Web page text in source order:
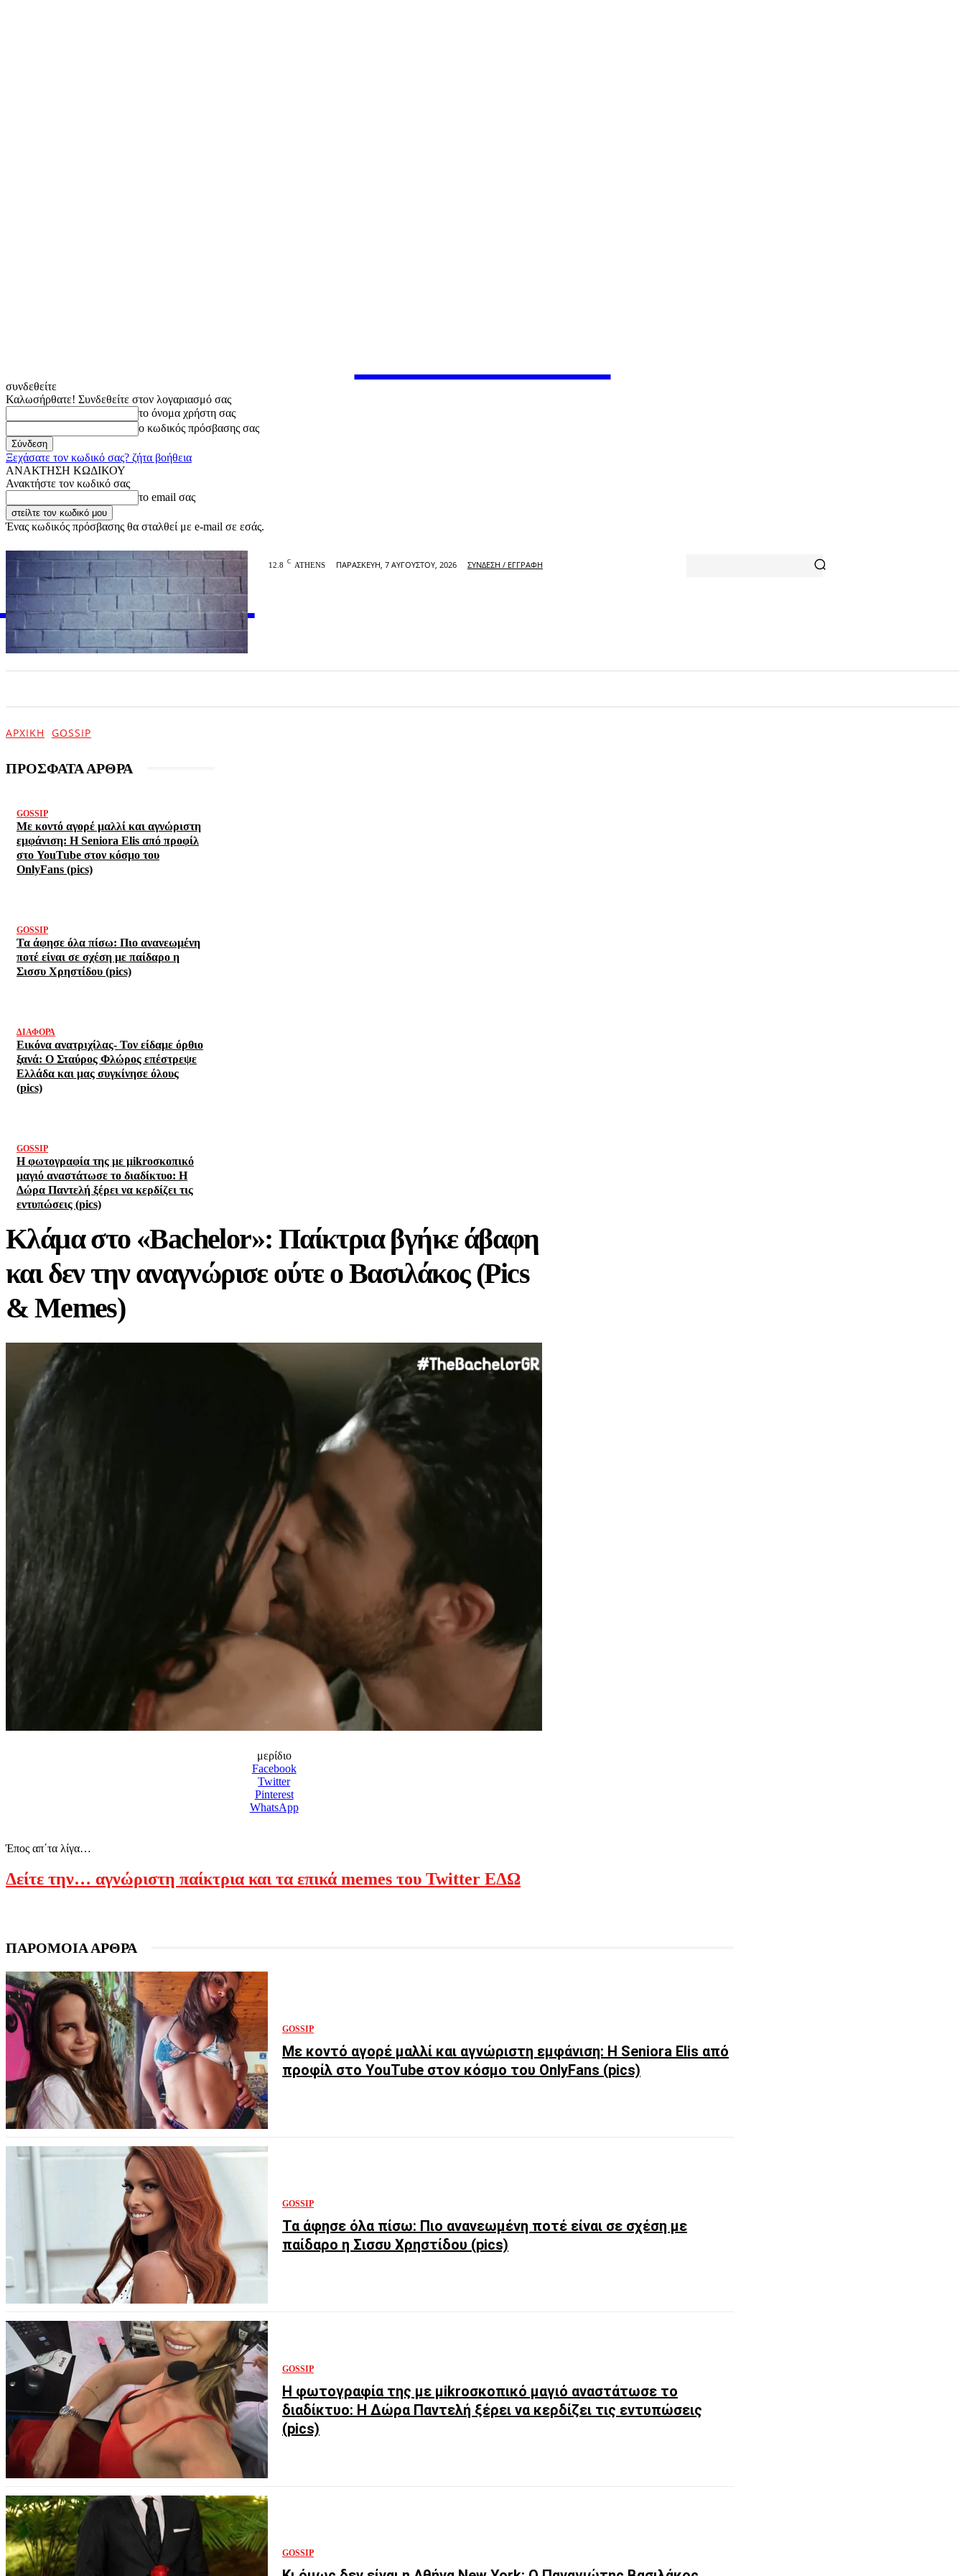
συνδεθείτε
Καλωσήρθατε! Συνδεθείτε στον λογαριασμό σας
το όνομα χρήστη σας
ο κωδικός πρόσβασης σας
Ξεχάσατε τον κωδικό σας? ζήτα βοήθεια
ΑΝΑΚΤΗΣΗ ΚΩΔΙΚΟΥ
Ανακτήστε τον κωδικό σας
το email σας
Ένας κωδικός πρόσβασης θα σταλθεί με e-mail σε εσάς.
OFFICIAL
12.8 C ATHENS ΠΑΡΑΣΚΕΥΉ, 7 ΑΥΓΟΎΣΤΟΥ, 2026 ΣΎΝΔΕΣΗ / ΕΓΓΡΑΦΉ
ΑΡΧΙΚΉ GOSSIP
ΠΡΟΣΦΑΤΑ ΑΡΘΡΑ
GOSSIP
Με κοντό αγορέ μαλλί και αγνώριστη
εμφάνιση: Η Seniora Elis από προφίλ
στο YouTube στον κόσμο του
OnlyFans (pics)
GOSSIP
Τα άφησε όλα πίσω: Πιο ανανεωμένη
ποτέ είναι σε σχέση με παίδαρο η
Σισσυ Χρηστίδου (pics)
ΔΙΆΦΟΡΑ
Εικόνα ανατριχίλας- Τον είδαμε όρθιο
ξανά: Ο Σταύρος Φλώρος επέστρεψε
Ελλάδα και μας συγκίνησε όλους
(pics)
GOSSIP
Η φωτογραφία της με μikroσκοπικό
μαγιό αναστάτωσε το διαδίκτυο: Η
Δώρα Παντελή ξέρει να κερδίζει τις
εντυπώσεις (pics)
Κλάμα στο «Bachelor»: Παίκτρια βγήκε άβαφη
και δεν την αναγνώρισε ούτε ο Βασιλάκος (Pics
& Memes)
μερίδιο
Facebook
Twitter
Pinterest
WhatsApp
Έπος απ΄τα λίγα…
Δείτε την… αγνώριστη παίκτρια και τα επικά memes του Twitter ΕΔΩ
ΠΑΡΟΜΟΙΑ ΑΡΘΡΑ
GOSSIP
Με κοντό αγορέ μαλλί και αγνώριστη εμφάνιση: Η Seniora Elis από
προφίλ στο YouTube στον κόσμο του OnlyFans (pics)
GOSSIP
Τα άφησε όλα πίσω: Πιο ανανεωμένη ποτέ είναι σε σχέση με
παίδαρο η Σισσυ Χρηστίδου (pics)
GOSSIP
Η φωτογραφία της με μikroσκοπικό μαγιό αναστάτωσε το
διαδίκτυο: Η Δώρα Παντελή ξέρει να κερδίζει τις εντυπώσεις
(pics)
GOSSIP